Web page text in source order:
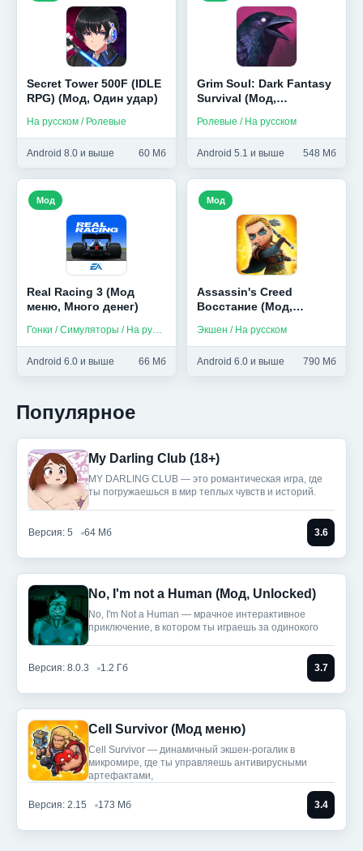
Secret Tower 500F (IDLE
RPG) (Мод, Один удар)
На русском / Ролевые
Android 8.0 и выше 60 Мб
Grim Soul: Dark Fantasy
Survival (Мод,
Ролевые / На русском
Android 5.1 и выше 548 Мб
Real Racing 3 (Мод
меню, Много денег)
Гонки / Симуляторы / На русском
Android 6.0 и выше 66 Мб
Мод
Assassin's Creed
Восстание (Мод,
Экшен / На русском
Android 6.0 и выше 790 Мб
Мод
Популярное
My Darling Club (18+)
MY DARLING CLUB — это романтическая игра, где
ты погружаешься в мир теплых чувств и историй.
Версия: 5 64 Мб 3.6
No, I'm not a Human (Мод, Unlocked)
No, I'm Not a Human — мрачное интерактивное
приключение, в котором ты играешь за одинокого
Версия: 8.0.3 1.2 Гб 3.7
Cell Survivor (Мод меню)
Cell Survivor — динамичный экшен-рогалик в
микромире, где ты управляешь антивирусными
артефактами,
Версия: 2.15 173 Мб 3.4